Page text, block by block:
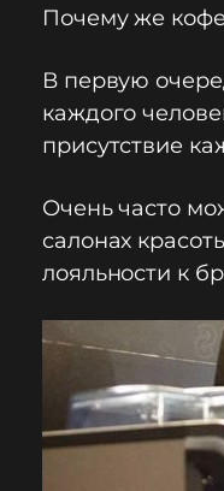
Почему же
В первую
каждого
присутствие
Очень часто
салонах
лояльности к